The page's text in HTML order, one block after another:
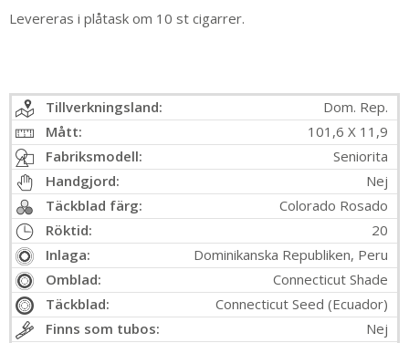
Levereras i plåtask om 10 st cigarrer.
Tillverkningsland:
Dom. Rep.
Mått:
101,6 X 11,9
Fabriksmodell:
Seniorita
Handgjord:
Nej
Täckblad färg:
Colorado Rosado
Röktid:
20
Inlaga:
Dominikanska Republiken, Peru
Omblad:
Connecticut Shade
Täckblad:
Connecticut Seed (Ecuador)
Finns som tubos:
Nej